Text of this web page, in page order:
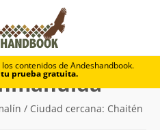
contenidos de Andeshandbook.
prueba gratuita.
/ Ciudad cercana: Chaitén